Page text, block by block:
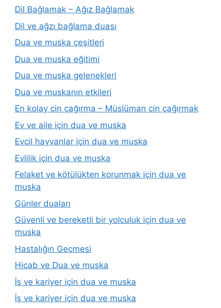
Dil Bağlamak – Ağız Bağlamak
Dil ve ağzı bağlama duası
Dua ve muska çeşitleri
Dua ve muska eğitimi
Dua ve muska gelenekleri
Dua ve muskanın etkileri
En kolay cin çağırma – Müslüman cin çağırmak
Ev ve aile için dua ve muska
Evcil hayvanlar için dua ve muska
Evlilik için dua ve muska
Felaket ve kötülükten korunmak için dua ve
muska
Günler duaları
Güvenli ve bereketli bir yolculuk için dua ve
muska
Hastalığın Geçmesi
Hicab ve Dua ve muska
İş ve kariyer için dua ve muska
İş ve kariyer için dua ve muska